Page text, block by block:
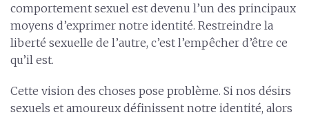
comportement sexuel est devenu l’un des principaux
moyens d’exprimer notre identité. Restreindre la
liberté sexuelle de l’autre, c’est l’empêcher d’être ce
qu’il est.
Cette vision des choses pose problème. Si nos désirs
sexuels et amoureux définissent notre identité, alors